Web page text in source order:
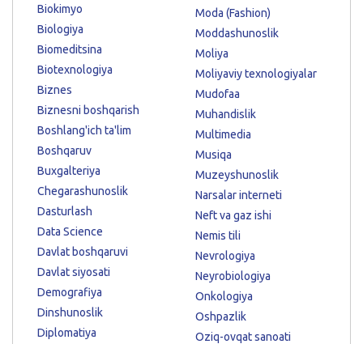
Biokimyo
Biologiya
Biomeditsina
Biotexnologiya
Biznes
Biznesni boshqarish
Boshlang'ich ta'lim
Boshqaruv
Buxgalteriya
Chegarashunoslik
Dasturlash
Data Science
Davlat boshqaruvi
Davlat siyosati
Demografiya
Dinshunoslik
Diplomatiya
Moda (Fashion)
Moddashunoslik
Moliya
Moliyaviy texnologiyalar
Mudofaa
Muhandislik
Multimedia
Musiqa
Muzeyshunoslik
Narsalar interneti
Neft va gaz ishi
Nemis tili
Nevrologiya
Neyrobiologiya
Onkologiya
Oshpazlik
Oziq-ovqat sanoati